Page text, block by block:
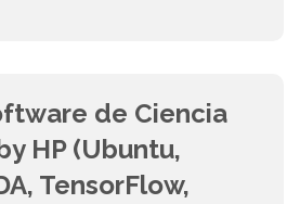
de Ciencia
HP (Ubuntu,
TensorFlow,